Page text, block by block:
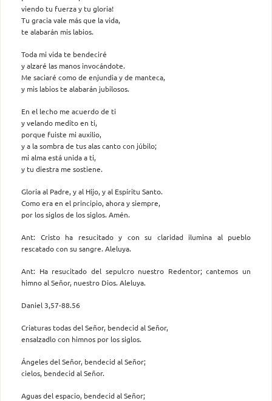
viendo tu fuerza y tu gloria!
Tu gracia vale más que la vida,
te alabarán mis labios.
Toda mi vida te bendeciré
y alzaré las manos invocándote.
Me saciaré como de enjundia y de manteca,
y mis labios te alabarán jubilosos.
En el lecho me acuerdo de ti
y velando medito en ti,
porque fuiste mi auxilio,
y a la sombra de tus alas canto con júbilo;
mi alma está unida a ti,
y tu diestra me sostiene.
Gloria al Padre, y al Hijo, y al Espíritu Santo.
Como era en el principio, ahora y siempre,
por los siglos de los siglos. Amén.
Ant: Cristo ha resucitado y con su claridad ilumina al pueblo
rescatado con su sangre. Aleluya.
Ant: Ha resucitado del sepulcro nuestro Redentor; cantemos un
himno al Señor, nuestro Dios. Aleluya.
Daniel 3,57-88.56
Criaturas todas del Señor, bendecid al Señor,
ensalzadlo con himnos por los siglos.
Ángeles del Señor, bendecid al Señor;
cielos, bendecid al Señor.
Aguas del espacio, bendecid al Señor;